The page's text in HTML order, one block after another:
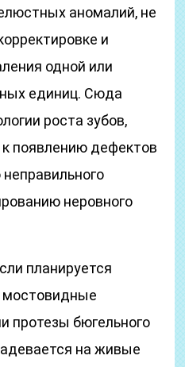
аномалий, не
и
одной или
единиц. Сюда
роста зубов,
появлению дефектов
неровного
планируется
мостовидные
протезы бюгельного
на живые